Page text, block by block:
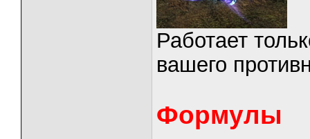
Работает
вашего
Формулы